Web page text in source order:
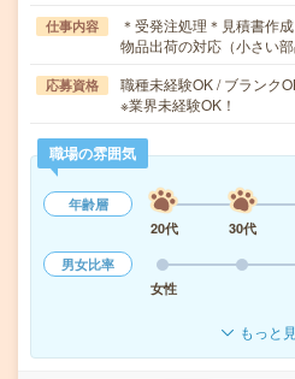
仕事内容
＊受発注処理＊見積書作
物品出荷の対応（小さい
応募資格
職種未経験OK / ブランク
※業界未経験OK！
職場の雰囲気
年齢層
20代
30代
男女比率
女性
もっと